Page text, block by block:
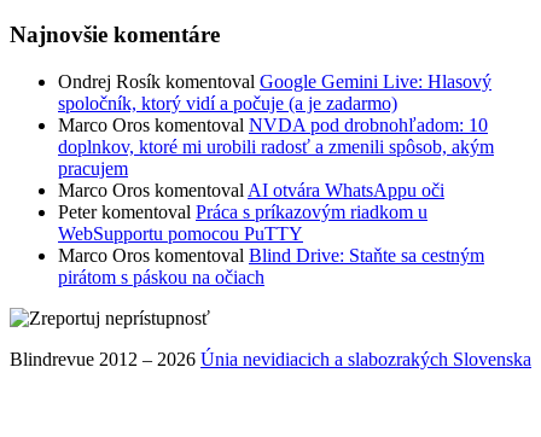
Najnovšie komentáre
Ondrej Rosík komentoval Google Gemini Live: Hlasový
spoločník, ktorý vidí a počuje (a je zadarmo)
Marco Oros komentoval NVDA pod drobnohľadom: 10
doplnkov, ktoré mi urobili radosť a zmenili spôsob, akým
pracujem
Marco Oros komentoval AI otvára WhatsAppu oči
Peterkomentoval Práca s príkazovým riadkom u
WebSupportu pomocou PuTTY
Marco Oros komentoval Blind Drive: Staňte sa cestným
pirátom s páskou na očiach
Blindrevue 2012 – 2026 Únia nevidiacich a slabozrakých Slovenska